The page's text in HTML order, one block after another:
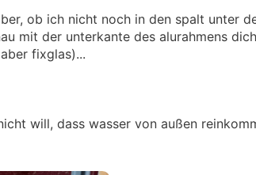
ob ich nicht noch in den spalt unter
mit der unterkante des alurahmens
fixglas)...
will, dass wasser von außen